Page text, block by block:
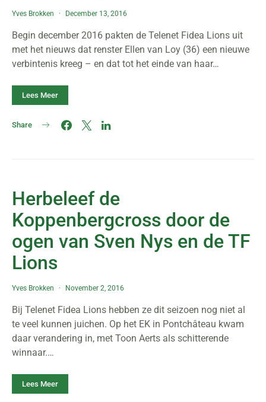
Yves Brokken December 13, 2016
Begin december 2016 pakten de Telenet Fidea Lions uit
met het nieuws dat renster Ellen van Loy (36) een nieuwe
verbintenis kreeg – en dat tot het einde van haar…
Lees Meer
Share
Herbeleef de
Koppenbergcross door de
ogen van Sven Nys en de TF
Lions
Yves Brokken November 2, 2016
Bij Telenet Fidea Lions hebben ze dit seizoen nog niet al
te veel kunnen juichen. Op het EK in Pontchâteau kwam
daar verandering in, met Toon Aerts als schitterende
winnaar.…
Lees Meer